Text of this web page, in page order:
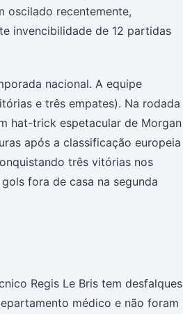
oscilado recentemente,
invencibilidade de 12 partidas
nacional. A equipe
e três empates). Na rodada
hat-trick espetacular de Morgan
após a classificação europeia
três vitórias nos
fora de casa na segunda
Regis Le Bris tem desfalques
médico e não foram